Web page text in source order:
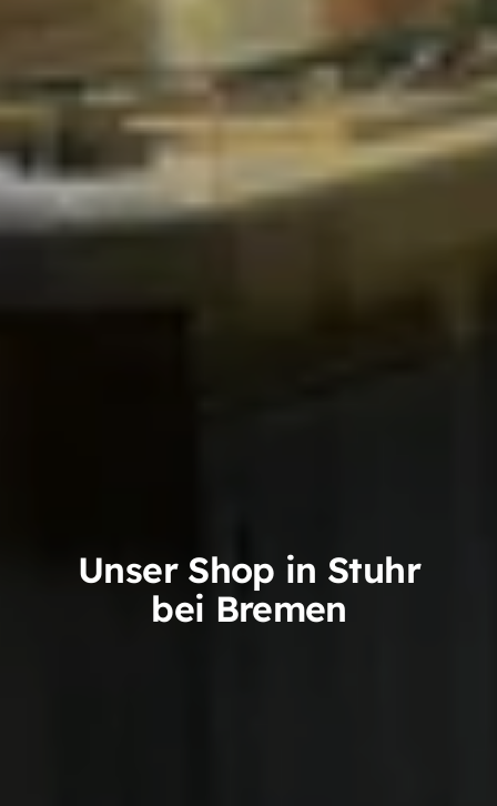
Unser Shop in Stuhr
bei Bremen